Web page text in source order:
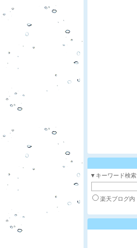
▼キーワード検索
楽天ブログ内